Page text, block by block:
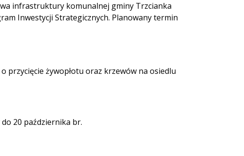
infrastruktury komunalnej gminy Trzcianka
Inwestycji Strategicznych. Planowany termin
przycięcie żywopłotu oraz krzewów na osiedlu
20 października br.